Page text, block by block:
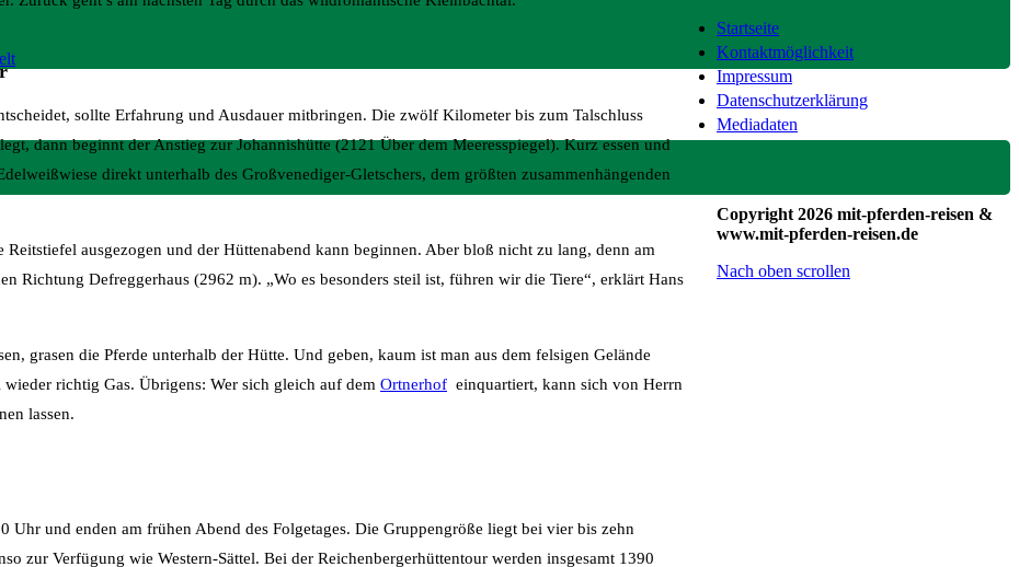
sollte Erfahrung und Ausdauer mitbringen. Die zwölf Kilometer bis zum Talschluss
dann beginnt der Anstieg zur Johannishütte (2121 Über dem Meeresspiegel). Kurz essen und
direkt unterhalb des Großvenediger-Gletschers, dem größten zusammenhängenden
Reitstiefel ausgezogen und der Hüttenabend kann beginnen. Aber bloß nicht zu lang, denn am
Richtung Defreggerhaus (2962 m). „Wo es besonders steil ist, führen wir die Tiere“, erklärt Hans
grasen die Pferde unterhalb der Hütte. Und geben, kaum ist man aus dem felsigen Gelände
richtig Gas. Übrigens: Wer sich gleich auf dem Ortnerhof einquartiert, kann sich von Herrn
lassen.
Uhr und enden am frühen Abend des Folgetages. Die Gruppengröße liegt bei vier bis zehn
zur Verfügung wie Western-Sättel. Bei der Reichenbergerhüttentour werden insgesamt 1390
Startseite
Kontaktmöglichkeit
Impressum
Datenschutzerklärung
Mediadaten
Copyright 2026 mit-pferden-reisen &
www.mit-pferden-reisen.de
Nach oben scrollen